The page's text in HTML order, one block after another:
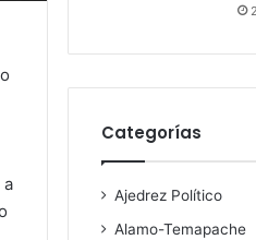
a
Categorías
Ajedrez Político
Alamo-Temapache